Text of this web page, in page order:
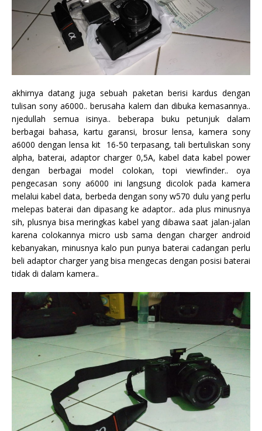
akhirnya datang juga sebuah paketan berisi kardus dengan
tulisan sony a6000.. berusaha kalem dan dibuka kemasannya..
njedullah semua isinya.. beberapa buku petunjuk dalam
berbagai bahasa, kartu garansi, brosur lensa, kamera sony
a6000 dengan lensa kit 16-50 terpasang, tali bertuliskan sony
alpha, baterai, adaptor charger 0,5A, kabel data kabel power
dengan berbagai model colokan, topi viewfinder.. oya
pengecasan sony a6000 ini langsung dicolok pada kamera
melalui kabel data, berbeda dengan sony w570 dulu yang perlu
melepas baterai dan dipasang ke adaptor.. ada plus minusnya
sih, plusnya bisa meringkas kabel yang dibawa saat jalan-jalan
karena colokannya micro usb sama dengan charger android
kebanyakan, minusnya kalo pun punya baterai cadangan perlu
beli adaptor charger yang bisa mengecas dengan posisi baterai
tidak di dalam kamera..